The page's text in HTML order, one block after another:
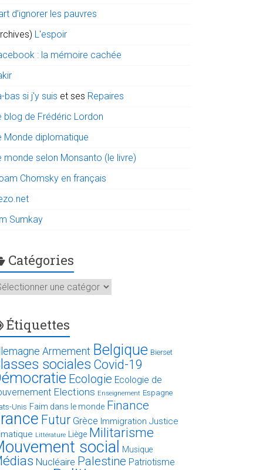
d’ignorer les pauvres
L'espoir
: la mémoire cachée
bas si j'y suis et ses Repaires
blog de Frédéric Lordon
Monde diplomatique
monde selon Monsanto (le livre)
Chomsky en français
Sumkay
Catégories
Étiquettes
Armement Belgique Bierset
sociales Covid-19
Ecologie Ecologie de
Elections Enseignement Espagne
Unis Faim dans le monde Finance
Futur Grèce Immigration Justice
Littérature Liège Militarisme
social Musique
Nucléaire Palestine Patriotisme